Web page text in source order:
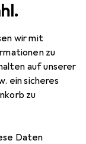
wir mit
zu
auf unserer
ein sicheres
zu
Daten
Victorinox 7.8721